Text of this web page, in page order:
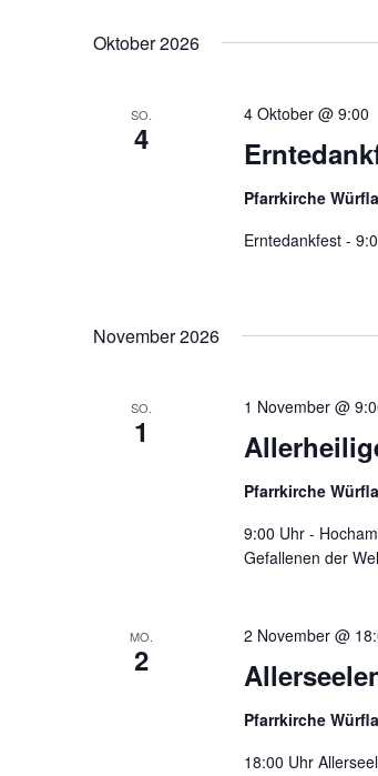
Oktober 2026
SO.
4
4 Oktober @ 9:00
Pfarrkirche
Erntedankfest -
November 2026
SO.
1
1 November @
Pfarrkirche
9:00 Uhr -
Gefallenen der
MO.
2
2 November @
Pfarrkirche
18:00 Uhr